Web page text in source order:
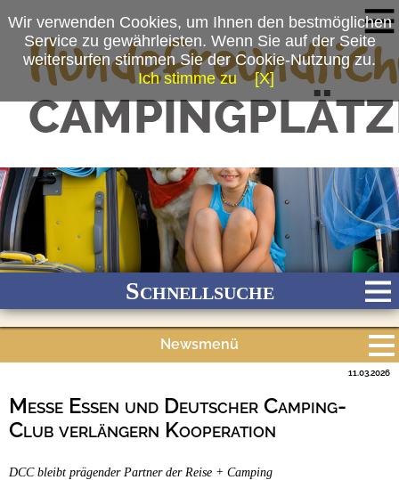
Schnellsuche
Ganzjährig geöffnet
Newsmenü
Campingplätze
Messe Essen und Deutscher Camping-
Club verlängern Kooperation
11.03.2026
DCC bleibt prägender Partner der Reise + Camping
Wir verwenden Cookies, um Ihnen den bestmöglichen
Service zu gewährleisten. Wenn Sie auf der Seite
weitersurfen stimmen Sie der Cookie-Nutzung zu.
Ich stimme zu
[X]